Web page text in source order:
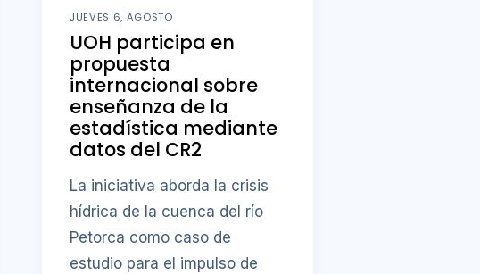
JUEVES 6, AGOSTO
UOH participa en
propuesta
internacional sobre
enseñanza de la
estadística mediante
datos del CR2
La iniciativa aborda la crisis
hídrica de la cuenca del río
Petorca como caso de
estudio para el impulso de